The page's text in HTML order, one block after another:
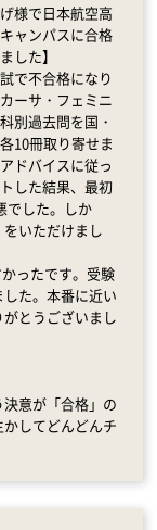
げ様で日本航空高
ャンパスに合格
した】
で不合格になり
ーサ・フェミニ
別過去問を国・
10冊取り寄せま
ドバイスに従っ
した結果、最初
でした。しか
いただけまし
ったです。受験
た。本番に近い
とうございまし
意が「合格」の
してどんどんチ